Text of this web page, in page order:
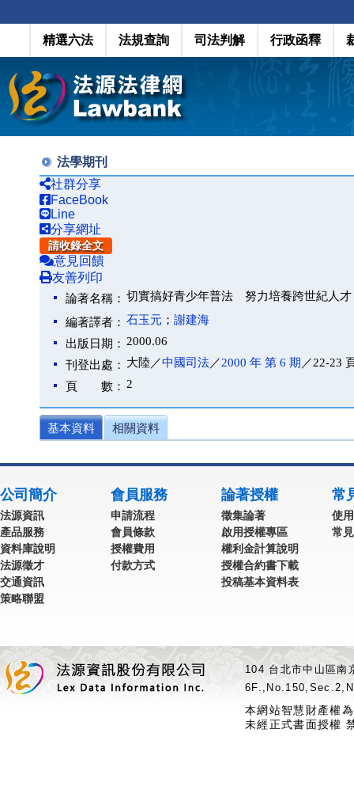
精選六法 法規查詢 司法判解 行政函釋
法學期刊
社群分享
FaceBook
Line
分享網址
請收錄全文
意見回饋
友善列印
論著名稱： 切實搞好青少年普法 努力培養跨世紀人才
編著譯者： 石玉元 ； 謝建海
出版日期： 2000.06
刊登出處： 大陸／中國司法／2000 年 第 6 期 ／22-23
頁 數： 2
基本資料 相關資料
公司簡介
法源資訊
產品服務
資料庫說明
法源徵才
交通資訊
策略聯盟
會員服務
申請流程
會員條款
授權費用
付款方式
論著授權
徵集論著
啟用授權專區
權利金計算說明
授權合約書下載
投稿基本資料表
常
使
常
104 台北市中山區
本網站智慧財產權
未經正式書面授權